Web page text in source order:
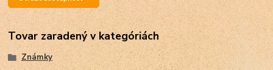
Tovar zaradený v kategóriách
Známky